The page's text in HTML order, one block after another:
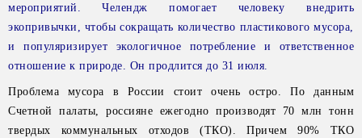
мероприятий. Челендж помогает человеку внедрить
экопривычки, чтобы сокращать количество пластикового мусора,
и популяризирует экологичное потребление и ответственное
отношение к природе. Он продлится до 31 июля.
Проблема мусора в России стоит очень остро. По данным
Счетной палаты, россияне ежегодно производят 70 млн тонн
твердых коммунальных отходов (ТКО). Причем 90% ТКО